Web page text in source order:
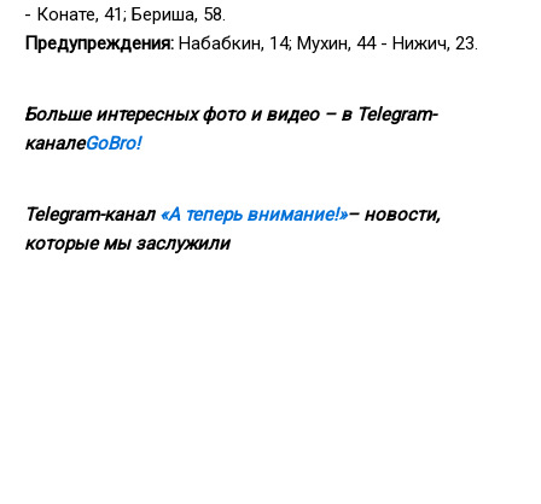
- Конате, 41; Бериша, 58.
Предупреждения: Набабкин, 14; Мухин, 44 - Нижич, 23.
Больше интересных фото и видео – в Telegram-
каналеGoBro!
Telegram-канал «А теперь внимание!»– новости,
которые мы заслужили